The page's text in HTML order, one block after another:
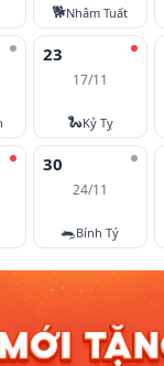
🐕Nhâm Tuất
23
17/11
🐍Kỷ Tỵ
30
24/11
🐀Bính Tý